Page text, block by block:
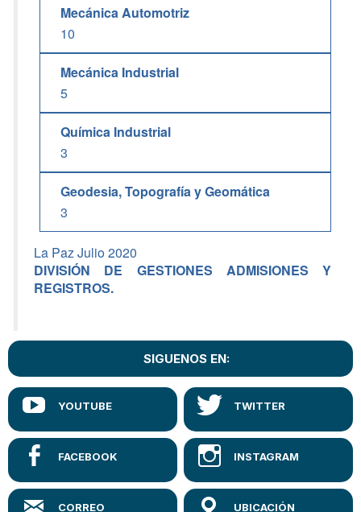
Mecánica Automotriz
10
Mecánica Industrial
5
Química Industrial
3
Geodesia, Topografía y Geomática
3
La Paz Julio 2020
DIVISIÓN DE GESTIONES ADMISIONES Y
REGISTROS.
SIGUENOS EN: